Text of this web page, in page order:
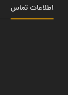
اطلاعات تماس